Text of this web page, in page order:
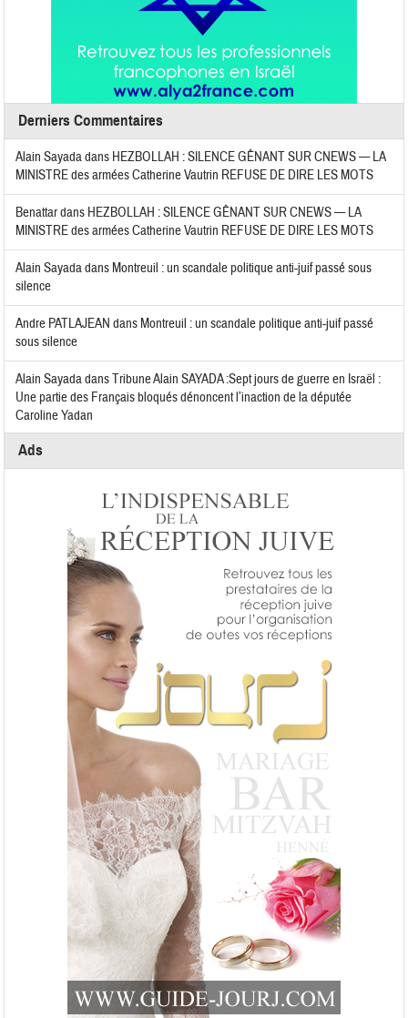
Derniers Commentaires
Alain Sayadadans HEZBOLLAH : SILENCE GÊNANT SUR CNEWS — LA
MINISTRE des armées Catherine Vautrin REFUSE DE DIRE LES MOTS
Benattardans HEZBOLLAH : SILENCE GÊNANT SUR CNEWS — LA
MINISTRE des armées Catherine Vautrin REFUSE DE DIRE LES MOTS
Alain Sayadadans Montreuil : un scandale politique anti-juif passé sous
silence
Andre PATLAJEAN dans Montreuil : un scandale politique anti-juif passé
sous silence
Alain SayadadansTribune Alain SAYADA :Sept jours de guerre en Israël :
Une partie des Français bloqués dénoncent l’inaction de la députée
Caroline Yadan
Ads